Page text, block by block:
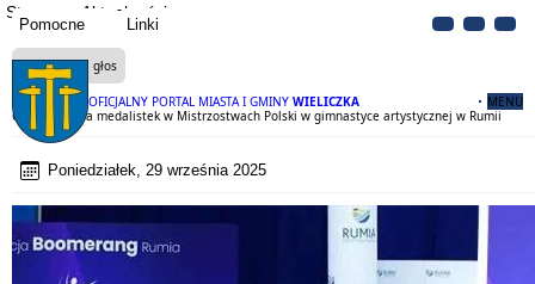
Pomocne Linki
OFICJALNY PORTAL MIASTA I GMINY WIELICZKA MENU
Strona Aktualności
Czytaj na głos
Gratulacje dla medalistek w Mistrzostwach Polski w gimnastyce artystycznej w Rumii
Poniedziałek, 29 września 2025